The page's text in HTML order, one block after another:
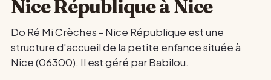
Nice République à Nice
Do Ré Mi Crèches - Nice République est une
structure d'accueil de la petite enfance située à
Nice (06300). Il est géré par Babilou.